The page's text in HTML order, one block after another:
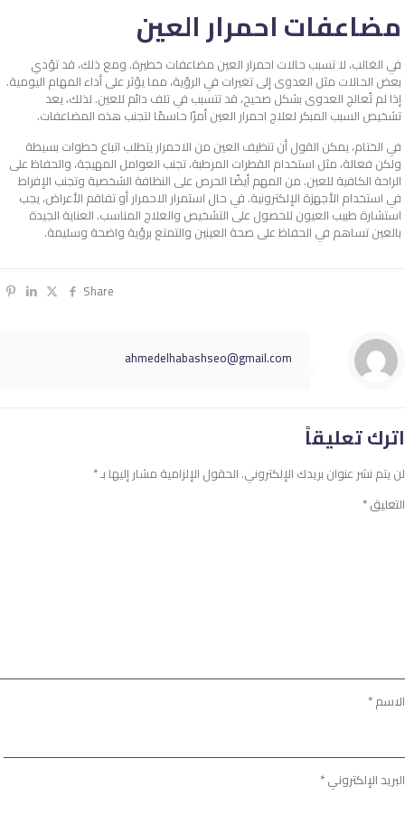
مضاعفات احمرار العين
في الغالب، لا تسبب حالات احمرار العين مضاعفات خطيرة. ومع ذلك، قد تؤدي
بعض الحالات مثل العدوى إلى تغيرات في الرؤية، مما يؤثر على أداء المهام اليومية.
إذا لم تُعالج العدوى بشكل صحيح، قد تتسبب في تلف دائم للعين. لذلك، يعد
تشخيص السبب المبكر لعلاج احمرار العين أمرًا حاسمًا لتجنب هذه المضاعفات.
في الختام، يمكن القول أن تنظيف العين من الاحمرار يتطلب اتباع خطوات بسيطة
ولكن فعالة، مثل استخدام القطرات المرطبة، تجنب العوامل المهيجة، والحفاظ على
الراحة الكافية للعين. من المهم أيضًا الحرص على النظافة الشخصية وتجنب الإفراط
في استخدام الأجهزة الإلكترونية. في حال استمرار الاحمرار أو تفاقم الأعراض، يجب
استشارة طبيب العيون للحصول على التشخيص والعلاج المناسب. العناية الجيدة
بالعين تساهم في الحفاظ على صحة العينين والتمتع برؤية واضحة وسليمة.
Share
ahmedelhabashseo@gmail.com
اترك تعليقاً
لن يتم نشر عنوان بريدك الإلكتروني. الحقول الإلزامية مشار إليها بـ*
التعليق*
الاسم*
البريد الإلكتروني*